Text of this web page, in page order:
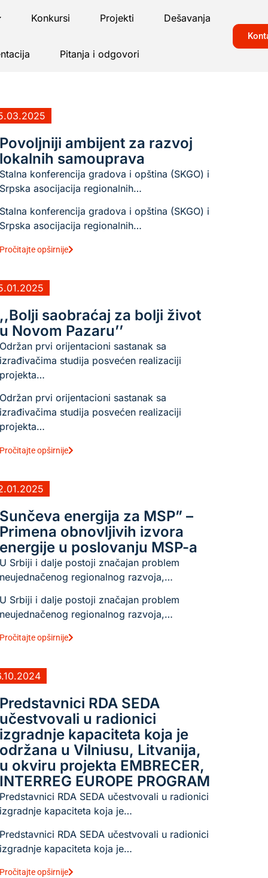
Konkursi Projekti Dešavanja
Pitanja i odgovori
ambijent za razvoj
samouprava
konferencija gradova i opština (SKGO) i
asocijacija regionalnih…
konferencija gradova i opština (SKGO) i
asocijacija regionalnih…
opširnije
saobraćaj za bolji život
Novom Pazaru’’
prvi orijentacioni sastanak sa
studija posvećen realizaciji
prvi orijentacioni sastanak sa
studija posvećen realizaciji
opširnije
energija za MSP” –
obnovljivih izvora
u poslovanju MSP-a
Srbiji i dalje postoji značajan problem
regionalnog razvoja,…
Srbiji i dalje postoji značajan problem
regionalnog razvoja,…
opširnije
RDA SEDA
u radionici
kapaciteta koja je
u Vilniusu, Litvanija,
okviru projekta EMBRECER,
EUROPE PROGRAM
RDA SEDA učestvovali u radionici
kapaciteta koja je…
RDA SEDA učestvovali u radionici
kapaciteta koja je…
opširnije